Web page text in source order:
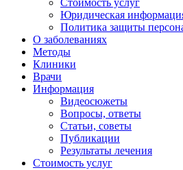
Стоимость услуг
Юридическая
Политика защиты
О заболеваниях
Методы
Клиники
Врачи
Информация
Видеосюжеты
Вопросы, ответы
Статьи, советы
Публикации
Результаты лечения
Стоимость услуг